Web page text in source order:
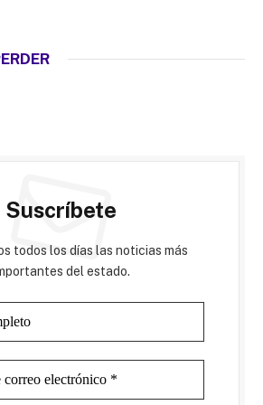
Suscríbete
todos los días las noticias más
del estado.